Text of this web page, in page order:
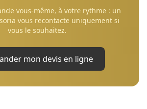
vous-même, à votre rythme : un
vous recontacte uniquement si
vous le souhaitez.
mon devis en ligne